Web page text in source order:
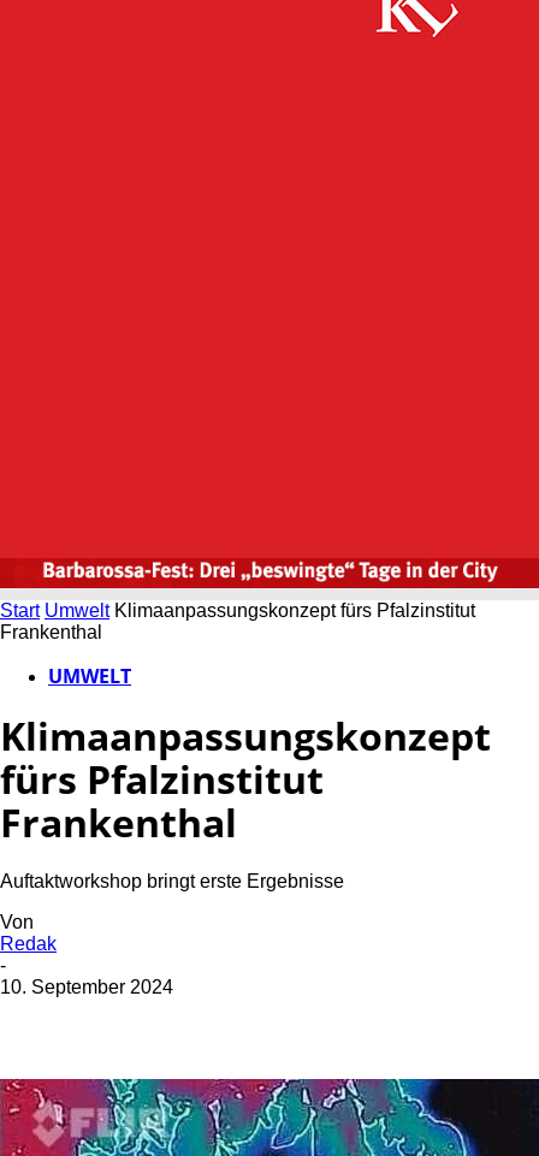
Start Umwelt Klimaanpassungskonzept fürs Pfalzinstitut
Frankenthal
UMWELT
Klimaanpassungskonzept
fürs Pfalzinstitut
Frankenthal
Auftaktworkshop bringt erste Ergebnisse
Von
Redak
-
10. September 2024